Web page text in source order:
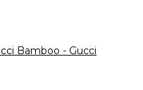
Bamboo - Gucci